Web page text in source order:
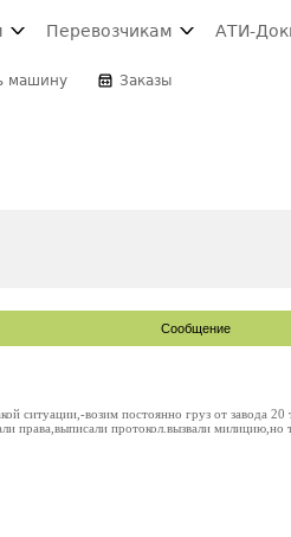
Перевозчикам АТИ-
машину Заказы
Сообщение
ситуации,-возим постоянно груз от завода 20
права,выписали протокол.вызвали милицию,но